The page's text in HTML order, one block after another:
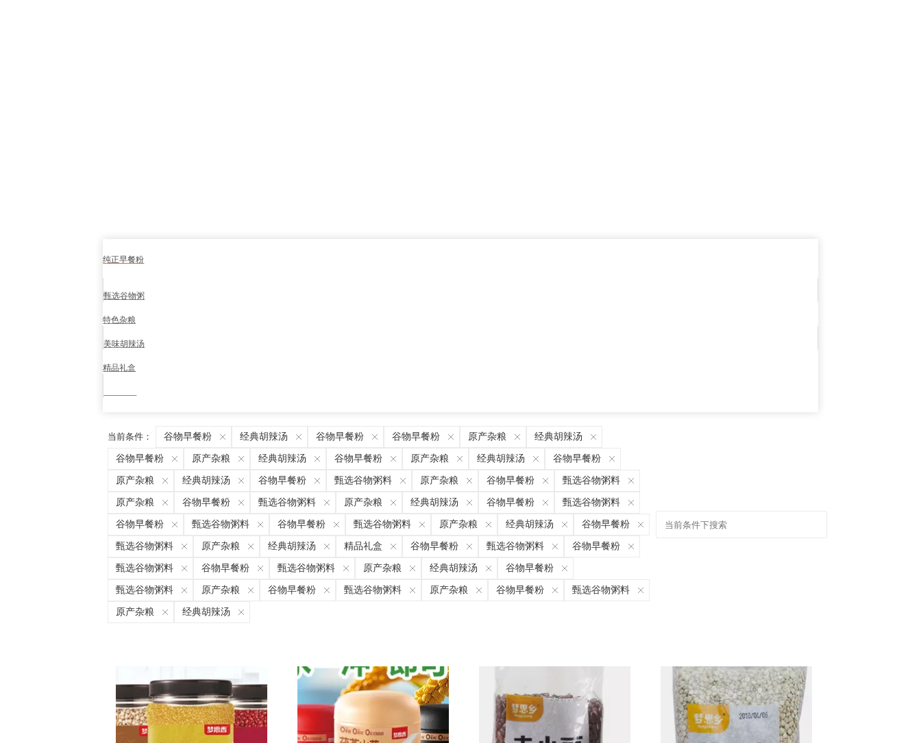
纯正早餐粉
甄选谷物粥
特色杂粮
美味胡辣汤
精品礼盒
当前条件： 谷物早餐粉 经典胡辣汤 谷物早餐粉 谷物早餐粉 原产杂粮 经典胡辣汤
谷物早餐粉 原产杂粮 经典胡辣汤 谷物早餐粉 原产杂粮 经典胡辣汤 谷物早餐粉
原产杂粮 经典胡辣汤 谷物早餐粉 甄选谷物粥料 原产杂粮 谷物早餐粉 甄选谷物粥料
原产杂粮 谷物早餐粉 甄选谷物粥料 原产杂粮 经典胡辣汤 谷物早餐粉 甄选谷物粥料
谷物早餐粉 甄选谷物粥料 谷物早餐粉 甄选谷物粥料 原产杂粮 经典胡辣汤 谷物早餐粉
甄选谷物粥料 原产杂粮 经典胡辣汤 精品礼盒 谷物早餐粉 甄选谷物粥料 谷物早餐粉
甄选谷物粥料 谷物早餐粉 甄选谷物粥料 原产杂粮 经典胡辣汤 谷物早餐粉
甄选谷物粥料 原产杂粮 谷物早餐粉 甄选谷物粥料 原产杂粮 谷物早餐粉 甄选谷物粥料
原产杂粮 经典胡辣汤